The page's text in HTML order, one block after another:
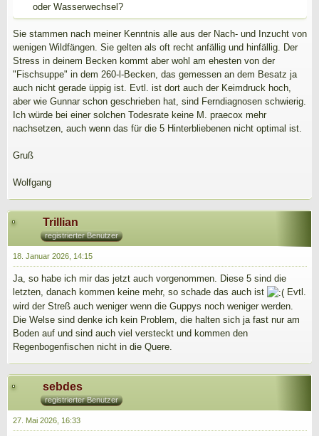
oder Wasserwechsel?
Sie stammen nach meiner Kenntnis alle aus der Nach- und Inzucht von
wenigen Wildfängen. Sie gelten als oft recht anfällig und hinfällig. Der
Stress in deinem Becken kommt aber wohl am ehesten von der
"Fischsuppe" in dem 260-l-Becken, das gemessen an dem Besatz ja
auch nicht gerade üppig ist. Evtl. ist dort auch der Keimdruck hoch,
aber wie Gunnar schon geschrieben hat, sind Ferndiagnosen schwierig.
Ich würde bei einer solchen Todesrate keine M. praecox mehr
nachsetzen, auch wenn das für die 5 Hinterbliebenen nicht optimal ist.
Gruß
Wolfgang
Trillian
registrierter Benutzer
18. Januar 2026, 14:15
Ja, so habe ich mir das jetzt auch vorgenommen. Diese 5 sind die
letzten, danach kommen keine mehr, so schade das auch ist
Evtl.
wird der Streß auch weniger wenn die Guppys noch weniger werden.
Die Welse sind denke ich kein Problem, die halten sich ja fast nur am
Boden auf und sind auch viel versteckt und kommen den
Regenbogenfischen nicht in die Quere.
sebdes
registrierter Benutzer
27. Mai 2026, 16:33